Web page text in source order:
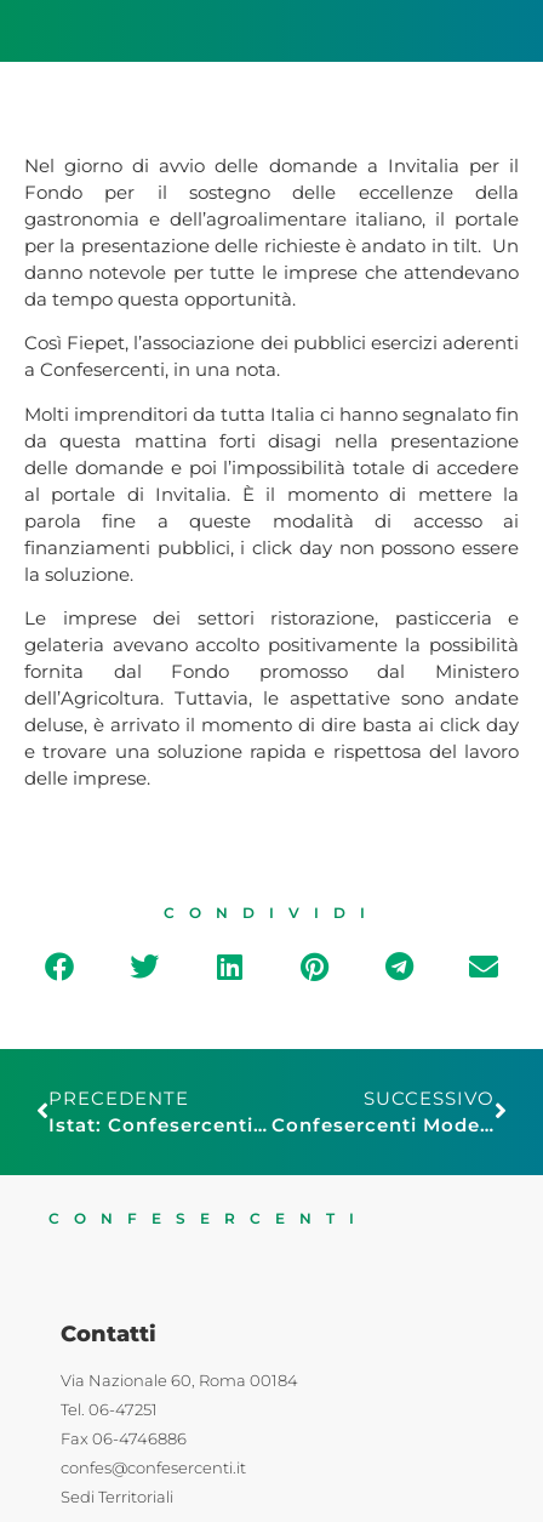
Nel giorno di avvio delle domande a Invitalia per il
Fondo per il sostegno delle eccellenze della
gastronomia e dell’agroalimentare italiano, il portale
per la presentazione delle richieste è andato in tilt. Un
danno notevole per tutte le imprese che attendevano
da tempo questa opportunità.
Così Fiepet, l’associazione dei pubblici esercizi aderenti
a Confesercenti, in una nota.
Molti imprenditori da tutta Italia ci hanno segnalato fin
da questa mattina forti disagi nella presentazione
delle domande e poi l’impossibilità totale di accedere
al portale di Invitalia. È il momento di mettere la
parola fine a queste modalità di accesso ai
finanziamenti pubblici, i click day non possono essere
la soluzione.
Le imprese dei settori ristorazione, pasticceria e
gelateria avevano accolto positivamente la possibilità
fornita dal Fondo promosso dal Ministero
dell’Agricoltura. Tuttavia, le aspettative sono andate
deluse, è arrivato il momento di dire basta ai click day
e trovare una soluzione rapida e rispettosa del lavoro
delle imprese.
CONDIVIDI
PRECEDENTE
Istat: Confesercenti, flessione occupati trainata dal calo degli indipendenti. Bene inflazione, ma preoccupa rallentamento della discesa dei prezzi energetici
SUCCESSIVO
Confesercenti Modena, Cna, Confcommercio e Lapam sulla protesta dei commercianti di Finale Emilia: “L’amministrazione deve intervenire il prima possibile, troppi disagi per i commercianti”
CONFESERCENTI
Contatti
Via Nazionale 60, Roma 00184
Tel. 06-47251
Fax 06-4746886
confes@confesercenti.it
Sedi Territoriali